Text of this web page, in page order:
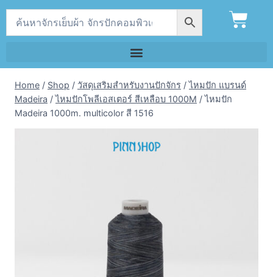
Home / Shop / วัสดุเสริมสำหรับงานปักจักร / ไหมปัก แบรนด์
Madeira / ไหมปักโพลีเอสเตอร์ สีเหลือบ 1000M / ไหมปัก
Madeira 1000m. multicolor สี 1516